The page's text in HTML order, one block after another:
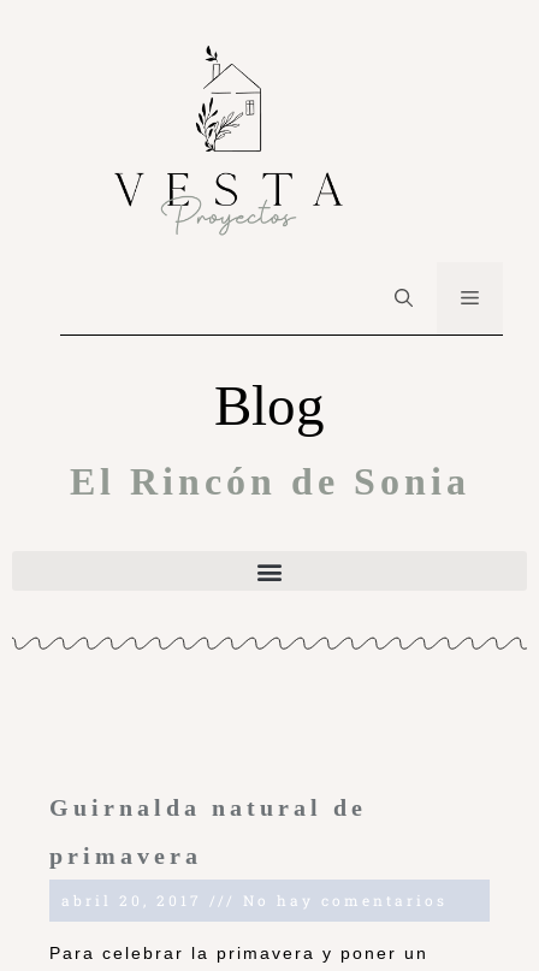
Blog
El Rincón de Sonia
Guirnalda natural de
primavera
abril 20, 2017 No hay comentarios
Para celebrar la primavera y poner un